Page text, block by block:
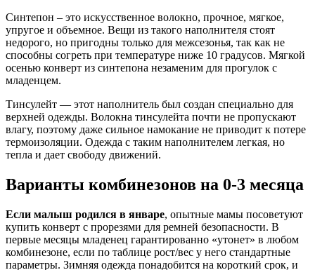
Синтепон – это искусственное волокно, прочное, мягкое,
упругое и объемное. Вещи из такого наполнителя стоят
недорого, но пригодны только для межсезонья, так как не
способны согреть при температуре ниже 10 градусов. Мягкой
осенью конверт из синтепона незаменим для прогулок с
младенцем.
Тинсулейт — этот наполнитель был создан специально для
верхней одежды. Волокна тинсулейта почти не пропускают
влагу, поэтому даже сильное намокание не приводит к потере
термоизоляции. Одежда с таким наполнителем легкая, но
тепла и дает свободу движений.
Варианты комбинезонов на 0-3 месяца
Если малыш родился в январе, опытные мамы посоветуют
купить конверт с прорезями для ремней безопасности. В
первые месяцы младенец гарантированно «утонет» в любом
комбинезоне, если по таблице рост/вес у него стандартные
параметры. Зимняя одежда понадобится на короткий срок, и